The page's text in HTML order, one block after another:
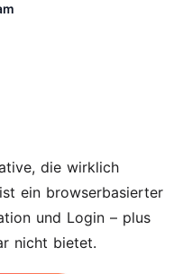
die wirklich
ein browserbasierter
und Login – plus
nicht bietet.